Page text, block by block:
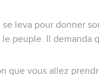
leva pour donner
peuple. Il demanda
que vous allez